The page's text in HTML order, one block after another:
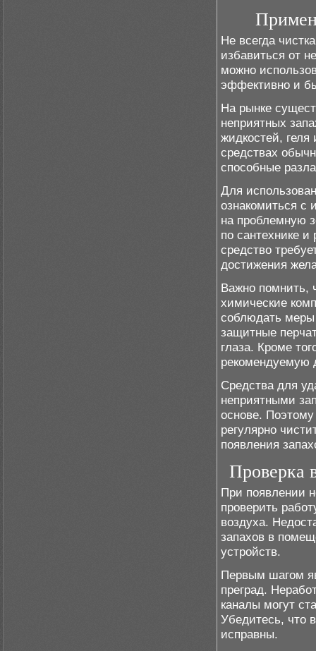
Не всегда
избавиться от
можно
эффективно и
На рынке
неприятных
жидкостей,
средствах
способные
Для
ознакомиться с
на проблемную
по сантехнике и
средство
достижения
Важно помнить,
химические
соблюдать меры
защитные
глаза. Кроме
рекомендуемую
Средства для
неприятными
основе.
регулярно
появления
Проверка
При появлении
проверить
воздуха.
запахов в
устройств.
Первым шагом
преград.
каналы могут
Убедитесь, что
исправны.